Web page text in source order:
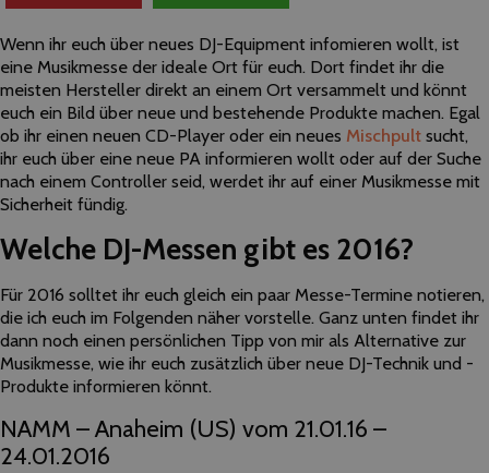
Wenn ihr euch über neues DJ-Equipment infomieren wollt, ist
eine Musikmesse der ideale Ort für euch. Dort findet ihr die
meisten Hersteller direkt an einem Ort versammelt und könnt
euch ein Bild über neue und bestehende Produkte machen. Egal
ob ihr einen neuen CD-Player oder ein neues Mischpult sucht,
ihr euch über eine neue PA informieren wollt oder auf der Suche
nach einem Controller seid, werdet ihr auf einer Musikmesse mit
Sicherheit fündig.
Welche DJ-Messen gibt es 2016?
Für 2016 solltet ihr euch gleich ein paar Messe-Termine notieren,
die ich euch im Folgenden näher vorstelle. Ganz unten findet ihr
dann noch einen persönlichen Tipp von mir als Alternative zur
Musikmesse, wie ihr euch zusätzlich über neue DJ-Technik und -
Produkte informieren könnt.
NAMM – Anaheim (US) vom 21.01.16 –
24.01.2016